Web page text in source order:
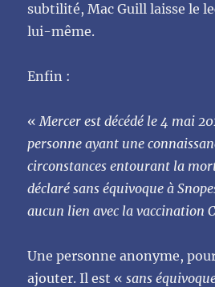
subtilité, Mac Guill laisse le
lui-même.
Enfin :
«Mercer est décédé le 4 mai
personne ayant une
circonstances entourant la
déclaré sans équivoque à
aucun lien avec la vaccination
Une personne anonyme,
ajouter. Il est «sans